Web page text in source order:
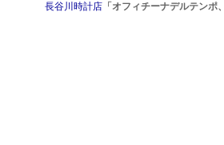
長谷川時計店 「オフィチーナデルテン